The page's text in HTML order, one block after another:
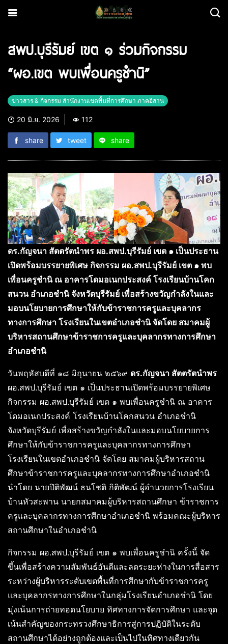
สพป.บุรีรัมย์ เขต ๑ ร่วมกิจกรรม
“ผอ.เขต พบเพื่อนครูชำนิ”
ข่าวสาร & กิจกรรม สำนักงานเขตพื้นที่การศึกษา ภาคอิสาน
20 มิ.ย. 2026 112
share tweet share
ดร.กัญจนา สัตตรัตนำพร ผอ.สพป.บุรีรัมย์ เขต ๑ เป็นประธาน
เปิดพร้อมบรรยายพิเศษ กิจกรรม ผอ.สพป.บุรีรัมย์ เขต ๑ พบ
เพื่อนครูชำนิ ณ อาคารโดมอเนกประสงค์ โรงเรียนบ้านโคก
สนวน อำเภอชำนิ จังหวัดบุรีรัมย์ เพื่อสร้างขวัญกำลังในและ
มอบนโยบายการศึกษาให้กับข้าราชการครูและบุคลากร
ทางการศึกษา โรงเรียนในเขตอำเภอชำนิ จัดโดย สมาคมผู้
บริหารสถานศึกษาข้าราชการครูและบุคลากรทางการศึกษา
อำเภอชำนิ
วันพฤหัสบดีที่ ๑๘ มิถุนายน ๒๕๖๙ ดร.กัญจนา สัตตรัตนำพร
ผอ.สพป.บุรีรัมย์ เขต ๑ เป็นประธานเปิดพร้อมบรรยายพิเศษ
กิจกรรม ผอ.สพป.บุรีรัมย์ เขต ๑ พบเพื่อนครูชำนิ ณ อาคาร
โดมอเนกประสงค์ โรงเรียนบ้านโคกสนวน อำเภอชำนิ
จังหวัดบุรีรัมย์ เพื่อสร้างขวัญกำลังในและมอบนโยบายการ
ศึกษาให้กับข้าราชการครูและบุคลากรทางการศึกษา
โรงเรียนในเขตอำเภอชำนิ จัดโดย สมาคมผู้บริหารสถาน
ศึกษาข้าราชการครูและบุคลากรทางการศึกษาอำเภอชำนิ
นำโดย นายปิติพัฒน์ ธนโชติ กิติพัฒน์ ผู้อำนวยการโรงเรียน
บ้านหัวสะพาน นายกสมาคมผู้บริหารสถานศึกษา ข้าราชการ
ครูและบุคลากรทางการศึกษาอำเภอชำนิ พร้อมคณะผู้บริหาร
สถานศึกษาในอำเภอชำนิ
กิจกรรม ผอ.สพป.บุรีรัมย์ เขต ๑ พบเพื่อนครูชำนิ ครั้งนี้ จัด
ขึ้นเพื่อสร้างความสัมพันธ์อันดีและลดระยะห่างในการสื่อสาร
ระหว่างผู้บริหารระดับเขตพื้นที่การศึกษากับข้าราชการครู
และบุคลากรทางการศึกษาในกลุ่มโรงเรียนอำเภอชำนิ โดย
มุ่งเน้นการถ่ายทอดนโยบาย ทิศทางการจัดการศึกษา และจุด
เน้นสำคัญของกระทรวงศึกษาธิการสู่การปฏิบัติในระดับ
สถานศึกษาได้อย่างถูกต้องและเป็นไปในทิศทางเดียวกัน